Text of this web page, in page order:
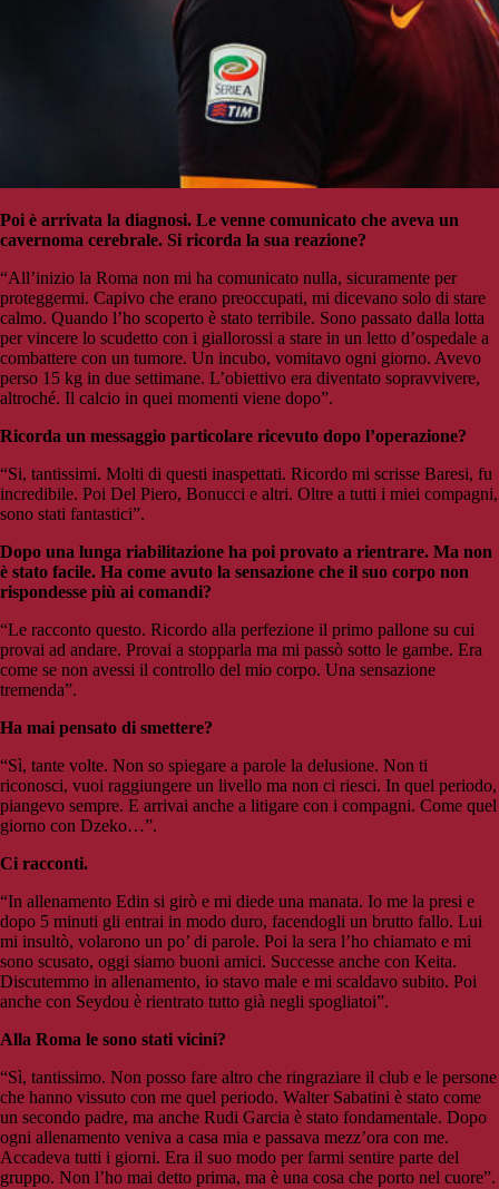
Poi è arrivata la diagnosi. Le venne comunicato che aveva un
cavernoma cerebrale. Si ricorda la sua reazione?
“All’inizio la Roma non mi ha comunicato nulla, sicuramente per
proteggermi. Capivo che erano preoccupati, mi dicevano solo di stare
calmo. Quando l’ho scoperto è stato terribile. Sono passato dalla lotta
per vincere lo scudetto con i giallorossi a stare in un letto d’ospedale a
combattere con un tumore. Un incubo, vomitavo ogni giorno. Avevo
perso 15 kg in due settimane. L’obiettivo era diventato sopravvivere,
altroché. Il calcio in quei momenti viene dopo”.
Ricorda un messaggio particolare ricevuto dopo l’operazione?
“Si, tantissimi. Molti di questi inaspettati. Ricordo mi scrisse Baresi, fu
incredibile. Poi Del Piero, Bonucci e altri. Oltre a tutti i miei compagni,
sono stati fantastici”.
Dopo una lunga riabilitazione ha poi provato a rientrare. Ma non
è stato facile. Ha come avuto la sensazione che il suo corpo non
rispondesse più ai comandi?
“Le racconto questo. Ricordo alla perfezione il primo pallone su cui
provai ad andare. Provai a stopparla ma mi passò sotto le gambe. Era
come se non avessi il controllo del mio corpo. Una sensazione
tremenda”.
Ha mai pensato di smettere?
“Sì, tante volte. Non so spiegare a parole la delusione. Non ti
riconosci, vuoi raggiungere un livello ma non ci riesci. In quel periodo,
piangevo sempre. E arrivai anche a litigare con i compagni. Come quel
giorno con Dzeko…”.
Ci racconti.
“In allenamento Edin si girò e mi diede una manata. Io me la presi e
dopo 5 minuti gli entrai in modo duro, facendogli un brutto fallo. Lui
mi insultò, volarono un po’ di parole. Poi la sera l’ho chiamato e mi
sono scusato, oggi siamo buoni amici. Successe anche con Keita.
Discutemmo in allenamento, io stavo male e mi scaldavo subito. Poi
anche con Seydou è rientrato tutto già negli spogliatoi”.
Alla Roma le sono stati vicini?
“Sì, tantissimo. Non posso fare altro che ringraziare il club e le persone
che hanno vissuto con me quel periodo. Walter Sabatini è stato come
un secondo padre, ma anche Rudi Garcia è stato fondamentale. Dopo
ogni allenamento veniva a casa mia e passava mezz’ora con me.
Accadeva tutti i giorni. Era il suo modo per farmi sentire parte del
gruppo. Non l’ho mai detto prima, ma è una cosa che porto nel cuore”.